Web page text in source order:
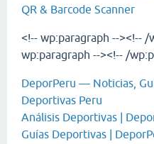
QR & Barcode Scanner
<!-- wp:paragraph --><!-- /
wp:paragraph --><!-- /
DeporPeru — Noticias,
Deportivas Peru
Análisis Deportivas |
Guías Deportivas |